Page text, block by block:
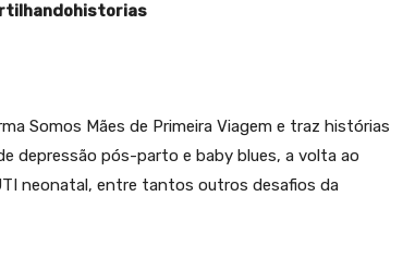
Somos Mães de Primeira Viagem e traz histórias
depressão pós-parto e baby blues, a volta ao
neonatal, entre tantos outros desafios da